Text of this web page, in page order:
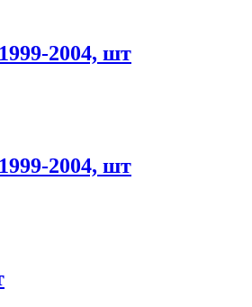
2004, шт
2004, шт